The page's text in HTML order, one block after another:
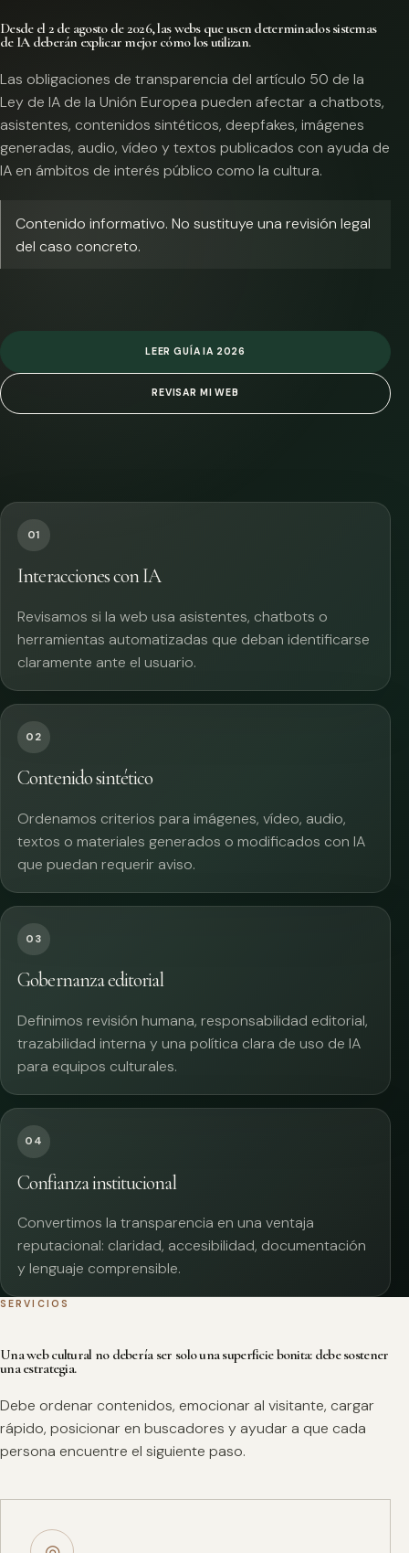
Desde el 2 de agosto de 2026, las webs que usen determinados sistemas
de IA deberán explicar mejor cómo los utilizan.
Las obligaciones de transparencia del artículo 50 de la
Ley de IA de la Unión Europea pueden afectar a chatbots,
asistentes, contenidos sintéticos, deepfakes, imágenes
generadas, audio, vídeo y textos publicados con ayuda de
IA en ámbitos de interés público como la cultura.
Contenido informativo. No sustituye una revisión legal
del caso concreto.
LEER GUÍA IA 2026
REVISAR MI WEB
01
Interacciones con IA
Revisamos si la web usa asistentes, chatbots o
herramientas automatizadas que deban identificarse
claramente ante el usuario.
02
Contenido sintético
Ordenamos criterios para imágenes, vídeo, audio,
textos o materiales generados o modificados con IA
que puedan requerir aviso.
03
Gobernanza editorial
Definimos revisión humana, responsabilidad editorial,
trazabilidad interna y una política clara de uso de IA
para equipos culturales.
04
Confianza institucional
Convertimos la transparencia en una ventaja
reputacional: claridad, accesibilidad, documentación
y lenguaje comprensible.
SERVICIOS
Una web cultural no debería ser solo una superficie bonita: debe sostener
una estrategia.
Debe ordenar contenidos, emocionar al visitante, cargar
rápido, posicionar en buscadores y ayudar a que cada
persona encuentre el siguiente paso.